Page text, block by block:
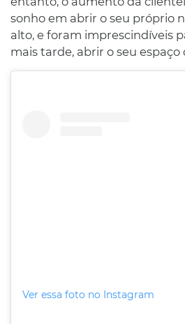
sonho em abrir o seu próprio
alto, e foram imprescindíveis
mais tarde, abrir o seu espaço
Ver essa foto no Instagram